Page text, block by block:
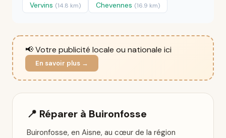
Vervins (14.8 km) Chevennes (16.9 km)
📢 Votre publicité locale ou nationale ici
En savoir plus →
📍 Réparer à Buironfosse
Buironfosse, en Aisne, au cœur de la région